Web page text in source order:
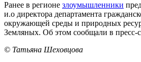
Ранее в регионе злоумышленники
и.о директора департамента
окружающей среды и природных
Земляных. Об этом сообщали в пресс-
© Татьяна Шеховцова